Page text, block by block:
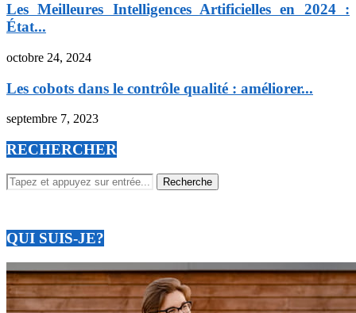
Les Meilleures Intelligences Artificielles en 2024 :
État...
octobre 24, 2024
Les cobots dans le contrôle qualité : améliorer...
septembre 7, 2023
RECHERCHER
QUI SUIS-JE?